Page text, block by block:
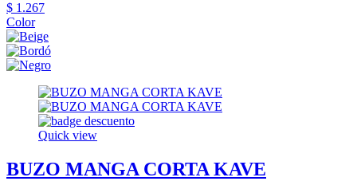
$ 1.267
Color
Quick view
BUZO MANGA CORTA KAVE